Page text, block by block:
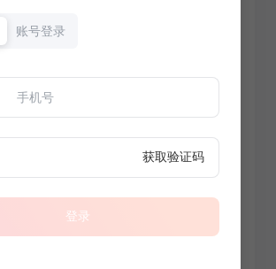
账号登录
获取验证码
登录